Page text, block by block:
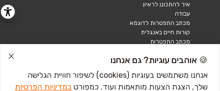
איך להתכונן לראיון
עבודה
מכתב התפטרות לדוגמא
קורות חיים באנגלית
מכתב התפטרות
🍪 אוהבים עוגיות? גם אנחנו
אנחנו משתמשים בעוגיות (cookies) לשיפור חוויית הגלישה
שלך, הצגת הצעות מותאמות ועוד. כמפורט במדיניות הפרטיות